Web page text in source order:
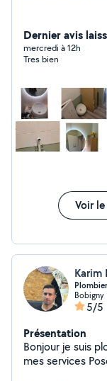
Dernier avis
mercredi à 12h
Tres bien
Voir
Karim
Bobigny
5/5
Présentation
Bonjour je suis plombier
mes services Pose lavabo Pose radiateur Pose cabine